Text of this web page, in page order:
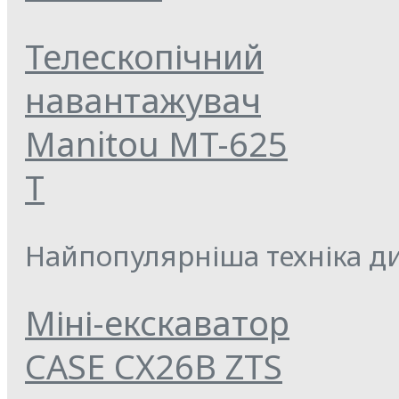
Телескопічний
навантажувач
Manitou MT-625
T
Найпопулярніша техніка
Міні-екскаватор
CASE CX26B ZTS